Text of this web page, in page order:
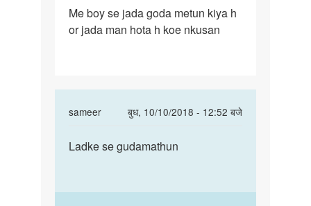
Me
boy
Me boy se jada goda metun kiya h
or jada man hota h koe nkusan
sameer
बुध, 10/10/2018 - 12:52 बजे
In
to
se
Ladke
Ladke se gudamathun